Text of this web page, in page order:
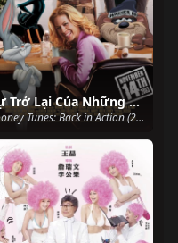
Sự Trở Lại Của Những Giai Điệu Vui Vẻ
Looney Tunes: Back in Action (2003)